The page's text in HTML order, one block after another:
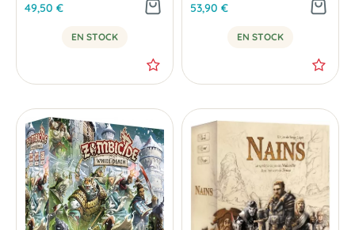
49,50 €
EN STOCK
53,90 €
EN STOCK